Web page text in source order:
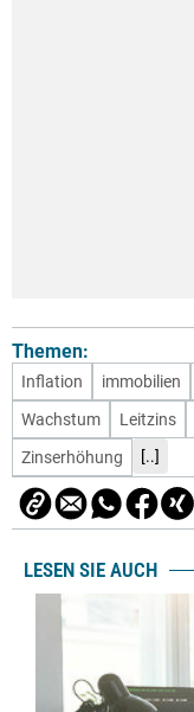
Themen:
Inflation immobilien
Wachstum
Leitzins
Zinserhöhung
[..]
LESEN SIE AUCH